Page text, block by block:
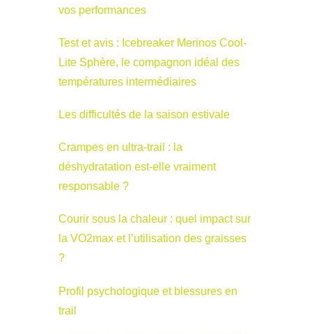
vos performances
Test et avis : Icebreaker Merinos Cool-
Lite Sphère, le compagnon idéal des
températures intermédiaires
Les difficultés de la saison estivale
Crampes en ultra-trail : la
déshydratation est-elle vraiment
responsable ?
Courir sous la chaleur : quel impact sur
la VO2max et l’utilisation des graisses
?
Profil psychologique et blessures en
trail